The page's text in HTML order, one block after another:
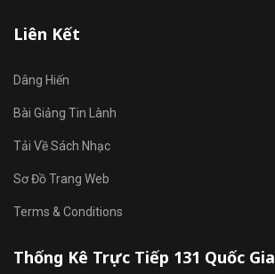
Liên Kết
Dâng Hiến
Bài Giảng Tin Lành
Tải Về Sách Nhạc
Sơ Đồ Trang Web
Terms & Conditions
Thống Kê Trực Tiếp 131 Quốc Gia